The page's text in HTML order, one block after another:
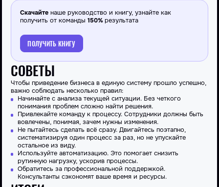
Скачайте наше руководство и книгу, узнайте как
получить от команды 150%результата
ПОЛУЧИТЬ КНИГУ
СОВЕТЫ
Чтобы приведение бизнеса в единую систему прошло успешно,
важно соблюдать несколько правил:
Начинайте с анализа текущей ситуации. Без четкого
понимания проблем сложно найти решения.
Привлекайте команду к процессу. Сотрудники должны быть
вовлечены, понимая, зачем нужны изменения.
Не пытайтесь сделать всё сразу. Двигайтесь поэтапно,
систематизируя один процесс за раз, но не упускайте
остальное из виду.
Используйте автоматизацию. Это помогает снизить
рутинную нагрузку, ускорив процессы.
Обратитесь за профессиональной поддержкой.
Консультанты сэкономят ваше время и ресурсы.